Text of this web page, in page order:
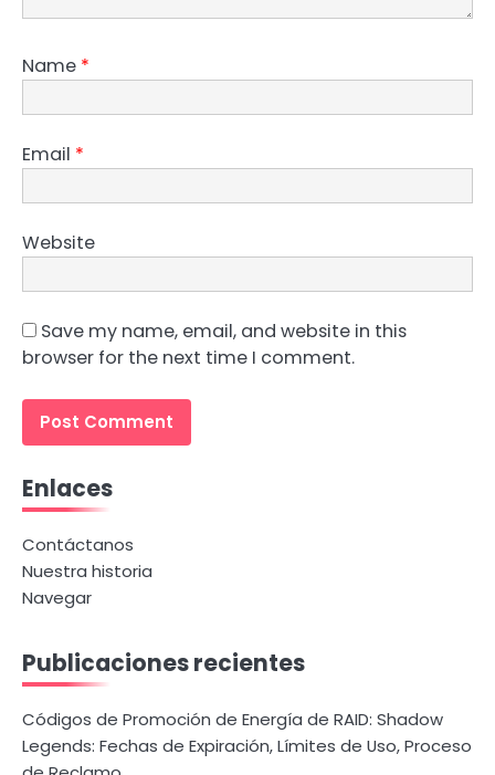
Name *
Email *
Website
Save my name, email, and website in this
browser for the next time I comment.
Enlaces
Contáctanos
Nuestra historia
Navegar
Publicaciones recientes
Códigos de Promoción de Energía de RAID: Shadow
Legends: Fechas de Expiración, Límites de Uso, Proceso